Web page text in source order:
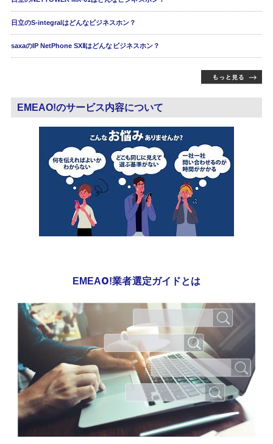
日立のS-integralはどんなビジネスホン？
saxaのIP NetPhone SXⅡはどんなビジネスホン？
EMEAO!のサービス内容について
EMEAO!業者選定ガイドとは